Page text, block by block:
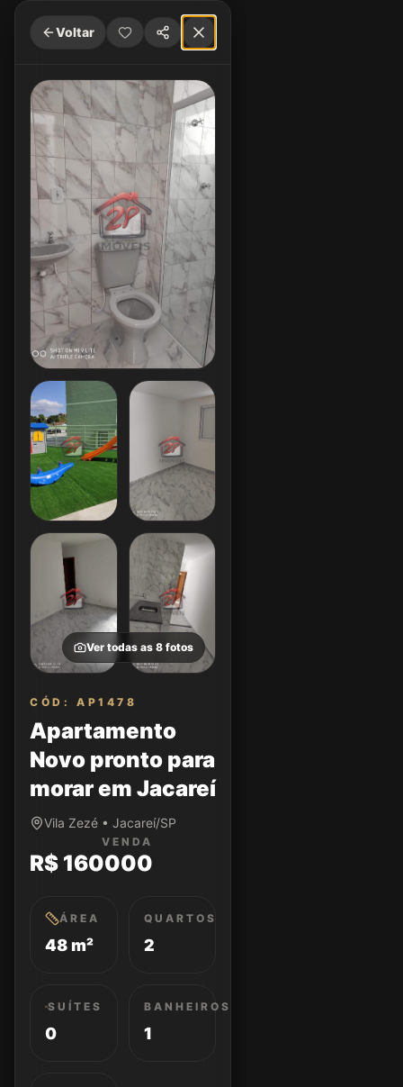
Voltar
Ver todas as 8 fotos
CÓD: AP1478
Apartamento
Novo pronto para
morar em Jacareí
Vila Zezé • Jacareí/SP
VENDA
R$ 160000
ÁREA
48 m²
QUARTOS
2
SUÍTES
0
BANHEIROS
1